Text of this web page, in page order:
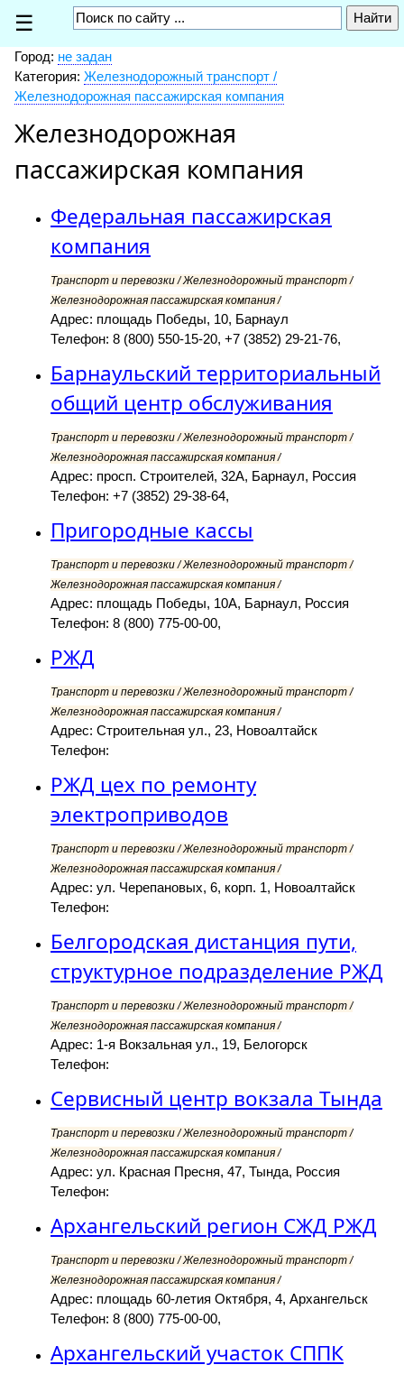
☰
Город: не задан
Категория: Железнодорожный транспорт /
Железнодорожная пассажирская компания
Железнодорожная
пассажирская компания
Федеральная пассажирская
компания
Транспорт и перевозки / Железнодорожный транспорт /
Железнодорожная пассажирская компания /
Адрес: площадь Победы, 10, Барнаул
Телефон: 8 (800) 550-15-20, +7 (3852) 29-21-76,
Барнаульский территориальный
общий центр обслуживания
Транспорт и перевозки / Железнодорожный транспорт /
Железнодорожная пассажирская компания /
Адрес: просп. Строителей, 32А, Барнаул, Россия
Телефон: +7 (3852) 29-38-64,
Пригородные кассы
Транспорт и перевозки / Железнодорожный транспорт /
Железнодорожная пассажирская компания /
Адрес: площадь Победы, 10А, Барнаул, Россия
Телефон: 8 (800) 775-00-00,
РЖД
Транспорт и перевозки / Железнодорожный транспорт /
Железнодорожная пассажирская компания /
Адрес: Строительная ул., 23, Новоалтайск
Телефон:
РЖД цех по ремонту
электроприводов
Транспорт и перевозки / Железнодорожный транспорт /
Железнодорожная пассажирская компания /
Адрес: ул. Черепановых, 6, корп. 1, Новоалтайск
Телефон:
Белгородская дистанция пути,
структурное подразделение РЖД
Транспорт и перевозки / Железнодорожный транспорт /
Железнодорожная пассажирская компания /
Адрес: 1-я Вокзальная ул., 19, Белогорск
Телефон:
Сервисный центр вокзала Тында
Транспорт и перевозки / Железнодорожный транспорт /
Железнодорожная пассажирская компания /
Адрес: ул. Красная Пресня, 47, Тында, Россия
Телефон:
Архангельский регион СЖД РЖД
Транспорт и перевозки / Железнодорожный транспорт /
Железнодорожная пассажирская компания /
Адрес: площадь 60-летия Октября, 4, Архангельск
Телефон: 8 (800) 775-00-00,
Архангельский участок СППК